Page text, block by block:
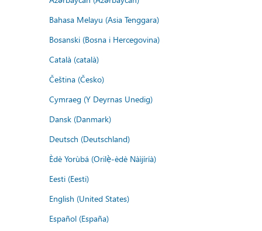
Bahasa Melayu (Asia Tenggara)
Bosanski (Bosna i Hercegovina)
Català (català)
Čeština (Česko)
Cymraeg (Y Deyrnas Unedig)
Dansk (Danmark)
Deutsch (Deutschland)
Èdè Yorùbá (Orilẹ̀-èdè Nàìjíríà)
Eesti (Eesti)
English (United States)
Español (España)